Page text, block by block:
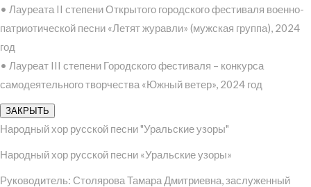
• Лауреата II степени Открытого городского фестиваля военно-
патриотической песни «Летят журавли» (мужская группа), 2024
год
• Лауреат III степени Городского фестиваля – конкурса
самодеятельного творчества «Южный ветер», 2024 год
ЗАКРЫТЬ
Народный хор русской песни "Уральские узоры"
Народный хор русской песни «Уральские узоры»
Руководитель: Столярова Тамара Дмитриевна, заслуженный